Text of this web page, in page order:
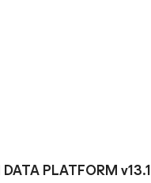
PLATFORM v13.1